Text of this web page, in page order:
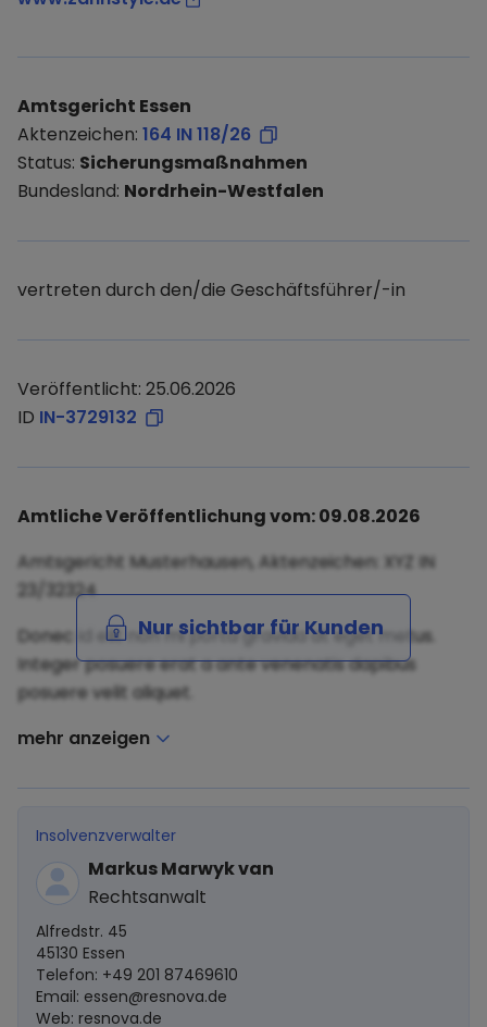
Amtsgericht Essen
Aktenzeichen: 164 IN 118/26
Status: Sicherungsmaßnahmen
Bundesland: Nordrhein-Westfalen
vertreten durch den/die Geschäftsführer/-in
Veröffentlicht: 25.06.2026
ID IN-3729132
Amtliche Veröffentlichung vom: 09.08.2026
Amtsgericht Musterhausen, Aktenzeichen: XYZ IN
23/32324
Donec id elit non mi porta gravida at eget metus.
Integer posuere erat a ante venenatis dapibus
posuere velit aliquet.
Nur sichtbar für Kunden
mehr anzeigen
Insolvenzverwalter
Markus Marwyk van
Rechtsanwalt
Alfredstr. 45
45130 Essen
Telefon: +49 201 87469610
Email: essen@resnova.de
Web: resnova.de